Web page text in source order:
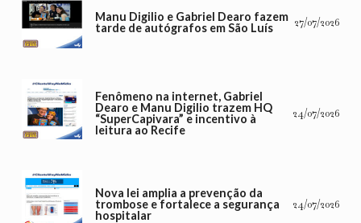
Manu Digilio e Gabriel Dearo fazem
tarde de autógrafos em São Luís
27/07/2026
Fenômeno na internet, Gabriel
Dearo e Manu Digilio trazem HQ
“SuperCapivara” e incentivo à
leitura ao Recife
24/07/2026
Nova lei amplia a prevenção da
trombose e fortalece a segurança
hospitalar
24/07/2026